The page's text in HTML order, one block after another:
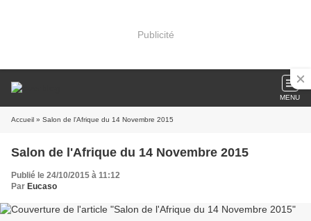
Publicité
MENU
Accueil » Salon de l'Afrique du 14 Novembre 2015
Salon de l'Afrique du 14 Novembre 2015
Publié le 24/10/2015 à 11:12
Par Eucaso